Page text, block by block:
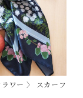
ラワー 〉 スカーフ